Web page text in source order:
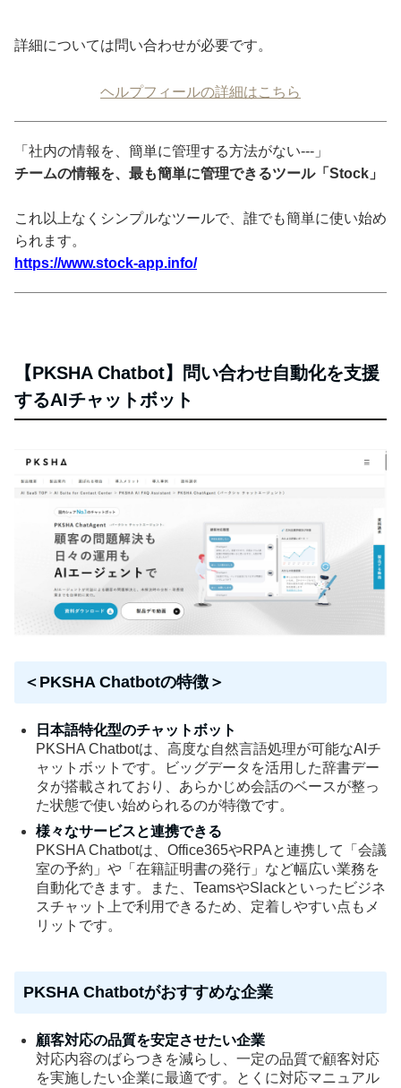
詳細については問い合わせが必要です。
ヘルプフィールの詳細はこちら
「社内の情報を、簡単に管理する方法がない---」
チームの情報を、最も簡単に管理できるツール「Stock」
これ以上なくシンプルなツールで、誰でも簡単に使い始め
られます。
https://www.stock-app.info/
【PKSHA Chatbot】問い合わせ自動化を支援
するAIチャットボット
＜PKSHA Chatbotの特徴＞
日本語特化型のチャットボット
PKSHA Chatbotは、高度な自然言語処理が可能なAIチ
ャットボットです。ビッグデータを活用した辞書デー
タが搭載されており、あらかじめ会話のベースが整っ
た状態で使い始められるのが特徴です。
様々なサービスと連携できる
PKSHA Chatbotは、Office365やRPAと連携して「会議
室の予約」や「在籍証明書の発行」など幅広い業務を
自動化できます。また、TeamsやSlackといったビジネ
スチャット上で利用できるため、定着しやすい点もメ
リットです。
PKSHA Chatbotがおすすめな企業
顧客対応の品質を安定させたい企業
対応内容のばらつきを減らし、一定の品質で顧客対応
を実施したい企業に最適です。とくに対応マニュアル